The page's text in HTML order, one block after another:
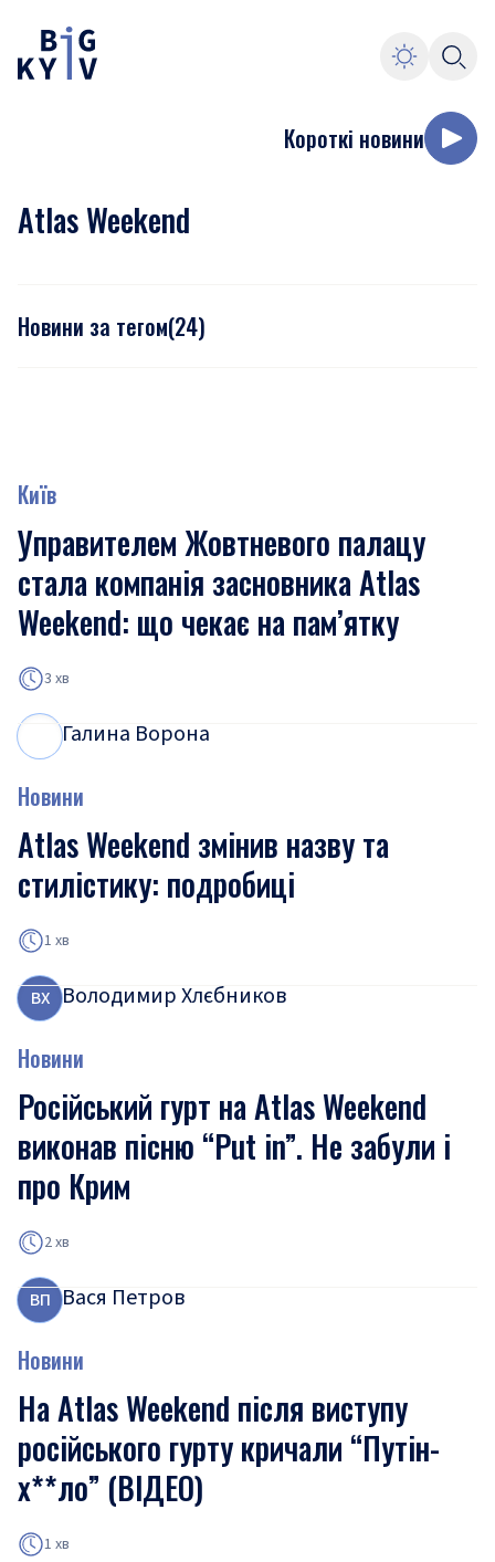
Короткі новини
Atlas Weekend
Новини за тегом(24)
Київ
Управителем Жовтневого палацу
стала компанія засновника Atlas
Weekend: що чекає на пам’ятку
3 хв
Галина Ворона
Новини
Atlas Weekend змінив назву та
стилістику: подробиці
1 хв
ВХ Володимир Хлєбников
Новини
Російський гурт на Atlas Weekend
виконав пісню “Put in”. Не забули і
про Крим
2 хв
ВП Вася Петров
Новини
На Atlas Weekend після виступу
російського гурту кричали “Путін-
х**ло” (ВІДЕО)
1 хв